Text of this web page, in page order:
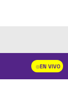
EN VIVO